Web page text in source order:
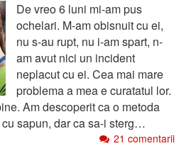
De vreo 6 luni mi-am pus
ochelari. M-am obisnuit cu ei,
nu s-au rupt, nu i-am spart, n-
am avut nici un incident
neplacut cu ei. Cea mai mare
problema a mea e curatatul lor.
Am descoperit ca o metoda
sapun, dar ca sa-i sterg…
21 comentarii